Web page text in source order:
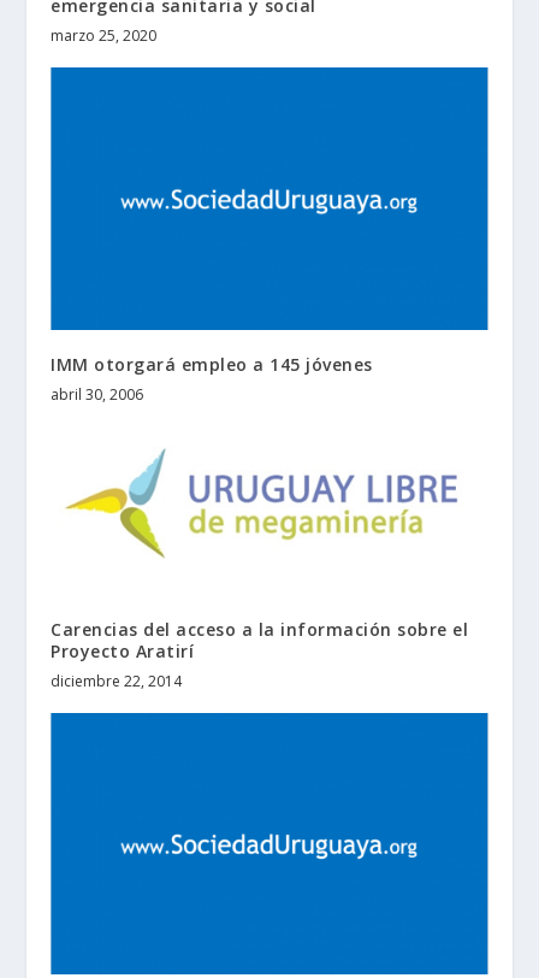
emergencia sanitaria y social
marzo 25, 2020
IMM otorgará empleo a 145 jóvenes
abril 30, 2006
Carencias del acceso a la información sobre el
Proyecto Aratirí
diciembre 22, 2014